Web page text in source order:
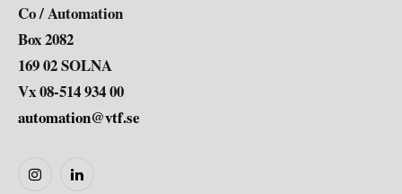
Co / Automation
Box 2082
169 02 SOLNA
Vx 08-514 934 00
automation@vtf.se
InstagramLinkedIn